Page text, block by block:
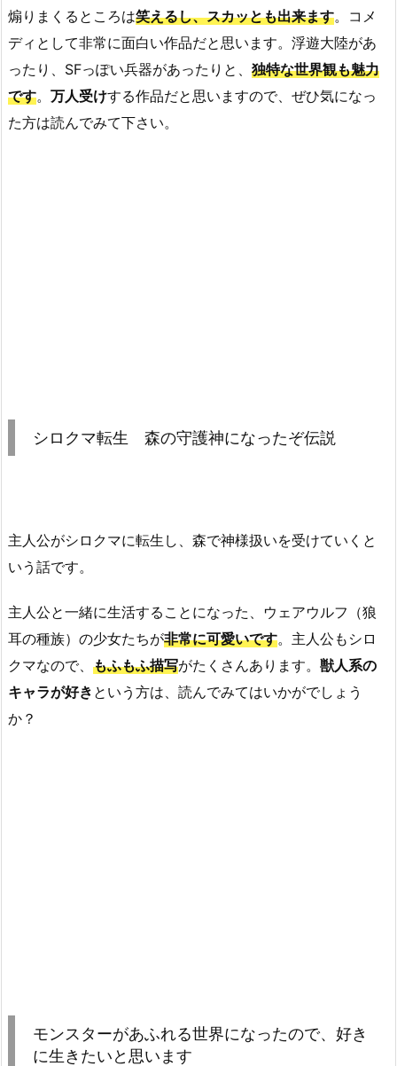
煽りまくるところは笑えるし、スカッとも出来ます。コメ
ディとして非常に面白い作品だと思います。浮遊大陸があ
ったり、SFっぽい兵器があったりと、 独特な世界観も魅力
です。 万人受けする作品だと思いますので、ぜひ気になっ
た方は読んでみて下さい。
シロクマ転生 森の守護神になったぞ伝説
主人公がシロクマに転生し、森で神様扱いを受けていくと
いう話です。
主人公と一緒に生活することになった、ウェアウルフ（狼
耳の種族）の少女たちが非常に可愛いです。主人公もシロ
クマなので、 もふもふ描写がたくさんあります。 獣人系の
キャラが好き という方は、読んでみてはいかがでしょう
か？
モンスターがあふれる世界になったので、好き
に生きたいと思います